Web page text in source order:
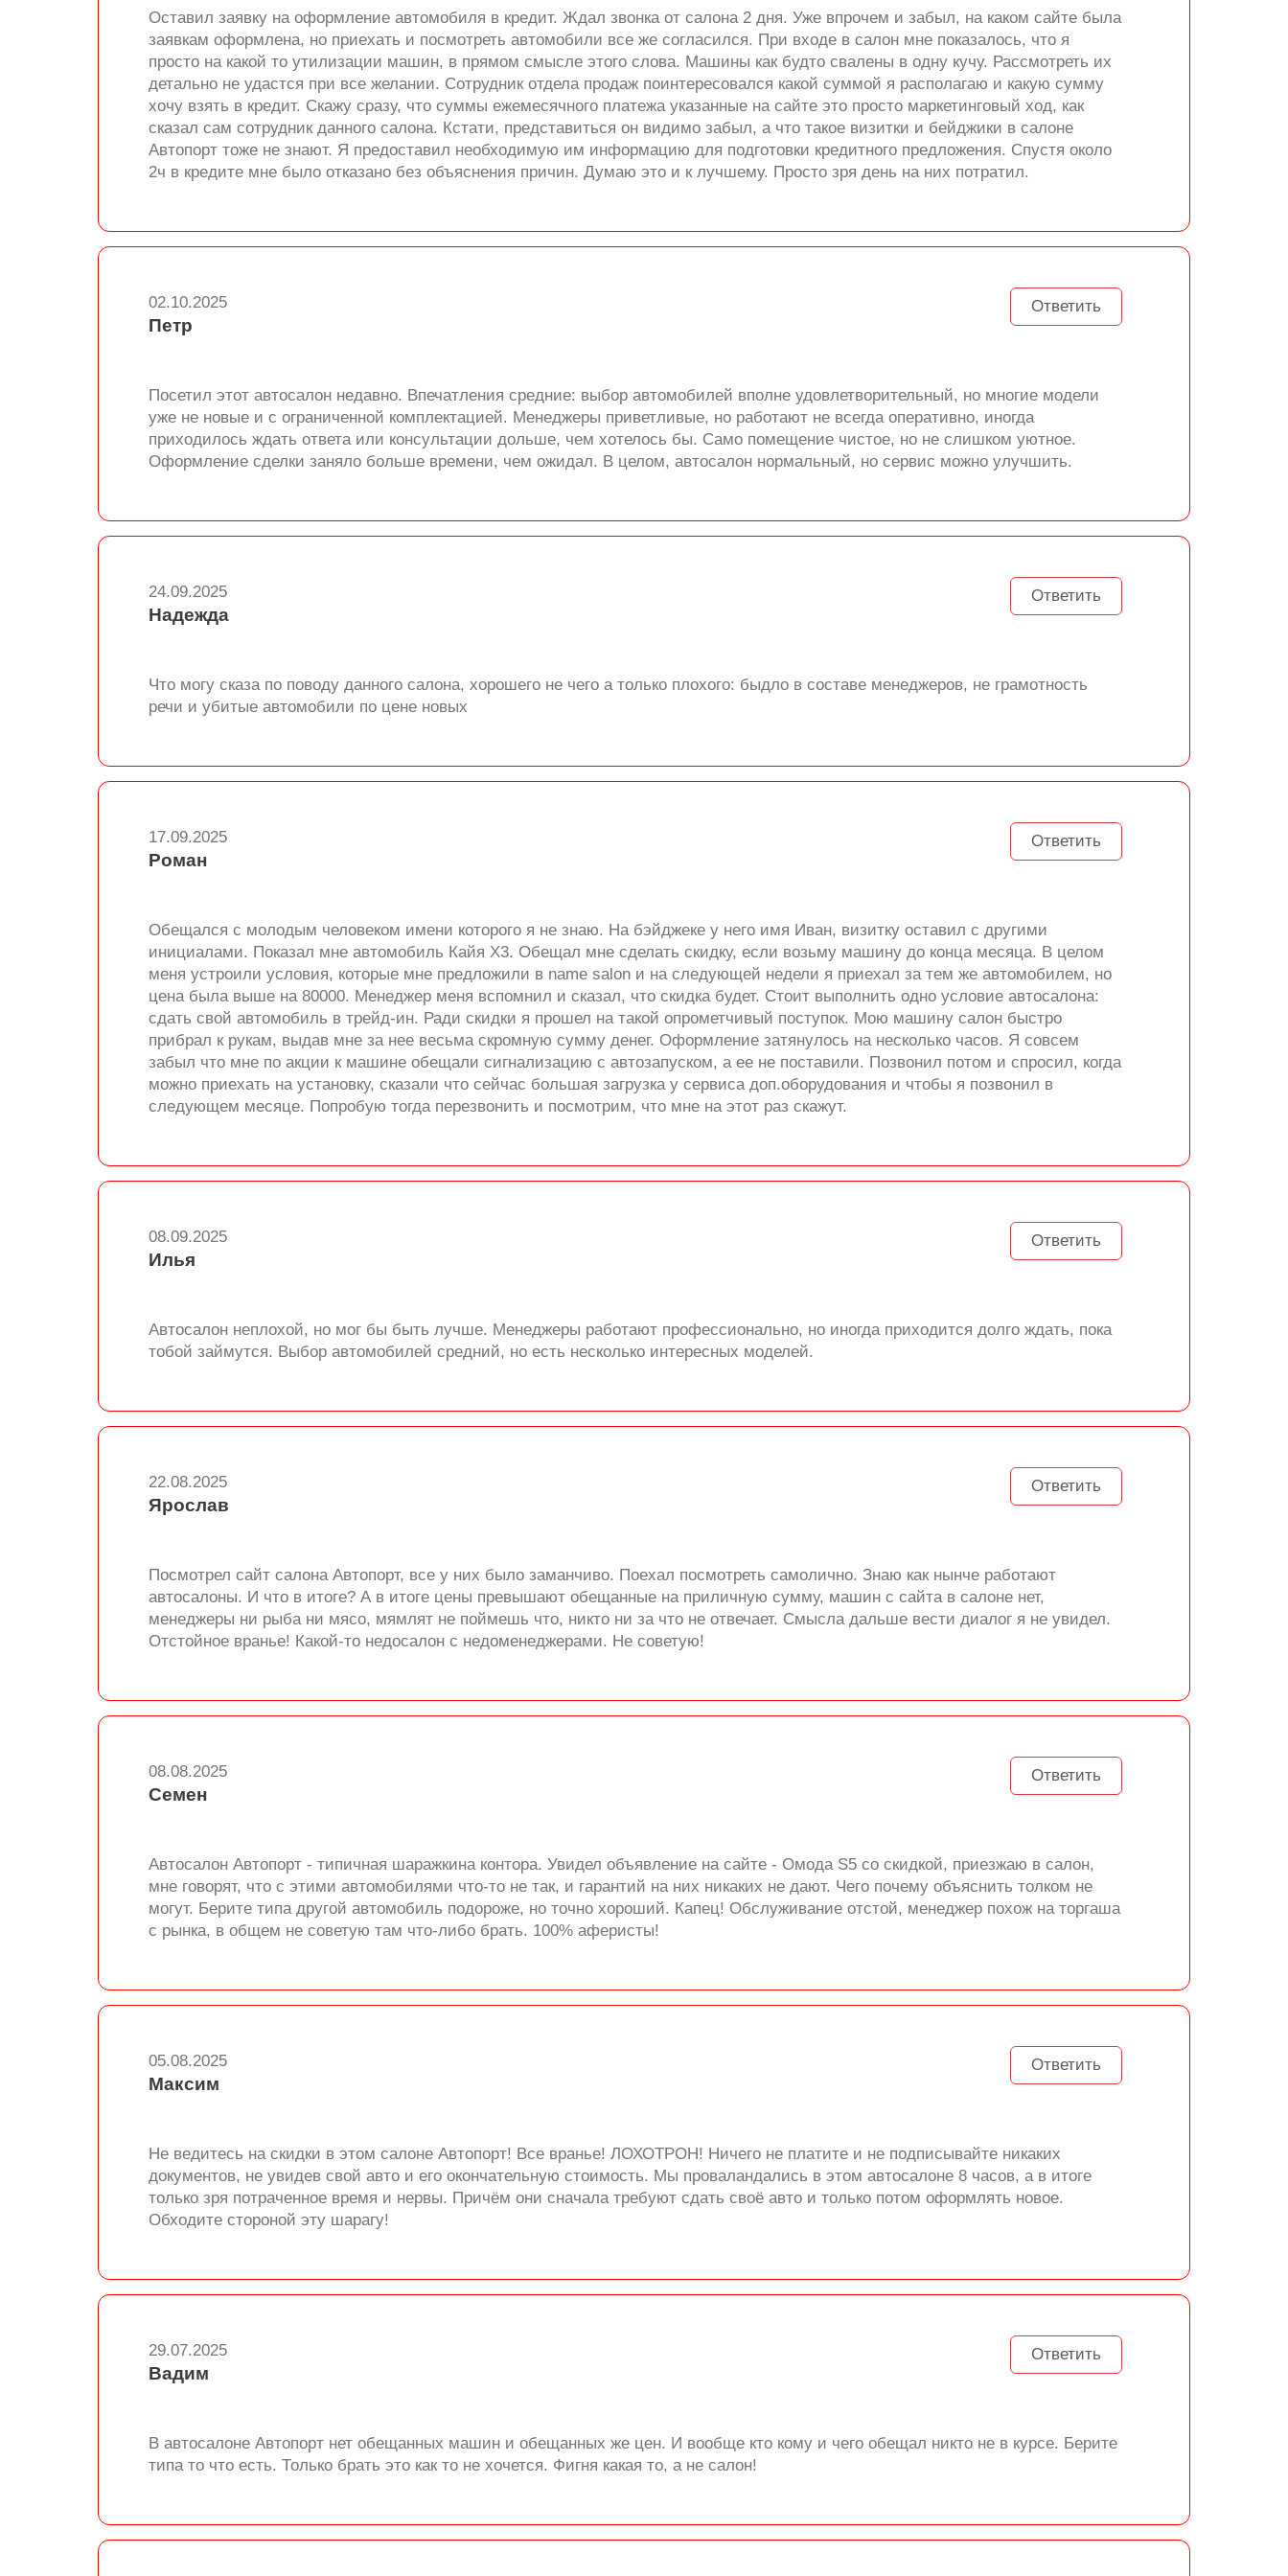
Оставил заявку на оформление автомобиля в кредит. Ждал звонка от салона 2 дня. Уже впрочем и забыл, на каком сайте была
заявкам оформлена, но приехать и посмотреть автомобили все же согласился. При входе в салон мне показалось, что я
просто на какой то утилизации машин, в прямом смысле этого слова. Машины как будто свалены в одну кучу. Рассмотреть их
детально не удастся при все желании. Сотрудник отдела продаж поинтересовался какой суммой я располагаю и какую сумму
хочу взять в кредит. Скажу сразу, что суммы ежемесячного платежа указанные на сайте это просто маркетинговый ход, как
сказал сам сотрудник данного салона. Кстати, представиться он видимо забыл, а что такое визитки и бейджики в салоне
Автопорт тоже не знают. Я предоставил необходимую им информацию для подготовки кредитного предложения. Спустя около
2ч в кредите мне было отказано без объяснения причин. Думаю это и к лучшему. Просто зря день на них потратил.
Ответить
02.10.2025
Петр
Посетил этот автосалон недавно. Впечатления средние: выбор автомобилей вполне удовлетворительный, но многие модели
уже не новые и с ограниченной комплектацией. Менеджеры приветливые, но работают не всегда оперативно, иногда
приходилось ждать ответа или консультации дольше, чем хотелось бы. Само помещение чистое, но не слишком уютное.
Оформление сделки заняло больше времени, чем ожидал. В целом, автосалон нормальный, но сервис можно улучшить.
Ответить
24.09.2025
Надежда
Что могу сказа по поводу данного салона, хорошего не чего а только плохого: быдло в составе менеджеров, не грамотность
речи и убитые автомобили по цене новых
Ответить
17.09.2025
Роман
Обещался с молодым человеком имени которого я не знаю. На бэйджеке у него имя Иван, визитку оставил с другими
инициалами. Показал мне автомобиль Кайя Х3. Обещал мне сделать скидку, если возьму машину до конца месяца. В целом
меня устроили условия, которые мне предложили в name salon и на следующей недели я приехал за тем же автомобилем, но
цена была выше на 80000. Менеджер меня вспомнил и сказал, что скидка будет. Стоит выполнить одно условие автосалона:
сдать свой автомобиль в трейд-ин. Ради скидки я прошел на такой опрометчивый поступок. Мою машину салон быстро
прибрал к рукам, выдав мне за нее весьма скромную сумму денег. Оформление затянулось на несколько часов. Я совсем
забыл что мне по акции к машине обещали сигнализацию с автозапуском, а ее не поставили. Позвонил потом и спросил, когда
можно приехать на установку, сказали что сейчас большая загрузка у сервиса доп.оборудования и чтобы я позвонил в
следующем месяце. Попробую тогда перезвонить и посмотрим, что мне на этот раз скажут.
Ответить
08.09.2025
Илья
Автосалон неплохой, но мог бы быть лучше. Менеджеры работают профессионально, но иногда приходится долго ждать, пока
тобой займутся. Выбор автомобилей средний, но есть несколько интересных моделей.
Ответить
22.08.2025
Ярослав
Посмотрел сайт салона Автопорт, все у них было заманчиво. Поехал посмотреть самолично. Знаю как нынче работают
автосалоны. И что в итоге? А в итоге цены превышают обещанные на приличную сумму, машин с сайта в салоне нет,
менеджеры ни рыба ни мясо, мямлят не поймешь что, никто ни за что не отвечает. Смысла дальше вести диалог я не увидел.
Отстойное вранье! Какой-то недосалон с недоменеджерами. Не советую!
Ответить
08.08.2025
Семен
Автосалон Автопорт - типичная шаражкина контора. Увидел объявление на сайте - Омода S5 со скидкой, приезжаю в салон,
мне говорят, что с этими автомобилями что-то не так, и гарантий на них никаких не дают. Чего почему объяснить толком не
могут. Берите типа другой автомобиль подороже, но точно хороший. Капец! Обслуживание отстой, менеджер похож на торгаша
с рынка, в общем не советую там что-либо брать. 100% аферисты!
Ответить
05.08.2025
Максим
Не ведитесь на скидки в этом салоне Автопорт! Все вранье! ЛОХОТРОН! Ничего не платите и не подписывайте никаких
документов, не увидев свой авто и его окончательную стоимость. Мы проваландались в этом автосалоне 8 часов, а в итоге
только зря потраченное время и нервы. Причём они сначала требуют сдать своё авто и только потом оформлять новое.
Обходите стороной эту шарагу!
Ответить
29.07.2025
Вадим
В автосалоне Автопорт нет обещанных машин и обещанных же цен. И вообще кто кому и чего обещал никто не в курсе. Берите
типа то что есть. Только брать это как то не хочется. Фигня какая то, а не салон!